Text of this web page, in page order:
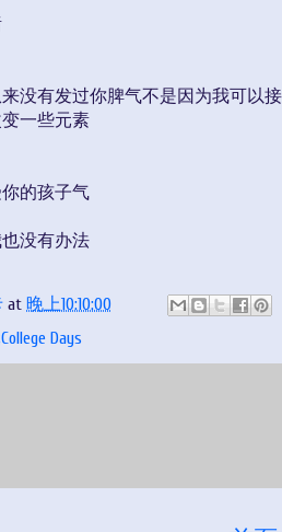
没有发过你脾气不是因为我可以
一些元素
的孩子气
没有办法
at 晚上10:10:00
Days